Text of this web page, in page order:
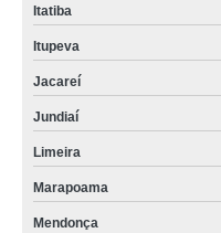
Itatiba
Itupeva
Jacareí
Jundiaí
Limeira
Marapoama
Mendonça